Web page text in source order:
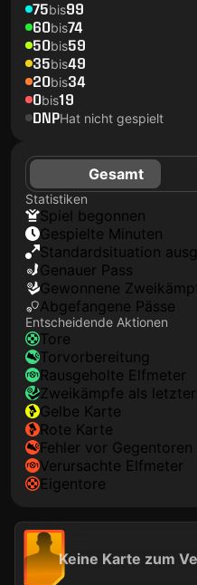
75bis99
60bis74
50bis59
35bis49
20bis34
0bis19
DNPHat nicht gespielt
Gesamt
Statistiken
Spiel begonnen
Gespielte Minuten
Standardsituation
genauer Pass
Gewonnene
Abgefangene Pässe
Entscheidende Aktionen
Tore
Torvorbereitung
rausgeholte Elfmeter
Zweikämpfe als
gelbe Karte
rote Karte
Fehler vor Gegentoren
Verursachte Elfmeter
Eigentore
Keine Karte zum